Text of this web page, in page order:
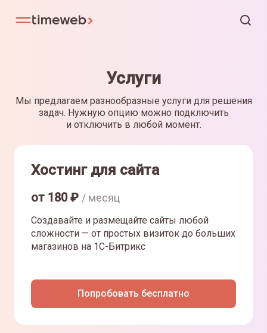
Услуги
Мы предлагаем разнообразные услуги для решения
задач. Нужную опцию можно подключить
и отключить в любой момент.
Хостинг для сайта
от 180₽ / месяц
Создавайте и размещайте сайты любой
сложности — от простых визиток до больших
магазинов на 1С-Битрикс
Попробовать бесплатно